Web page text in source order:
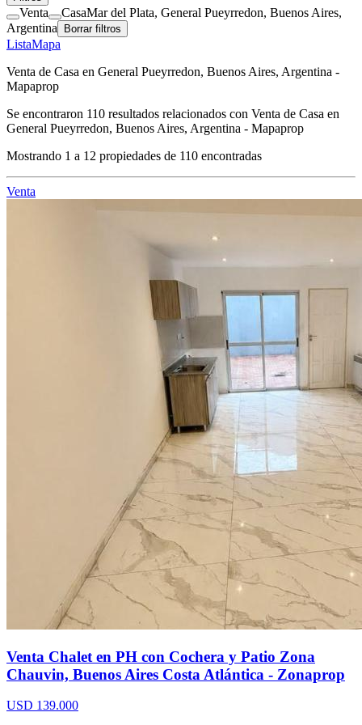
Venta CasaMar del Plata, General Pueyrredon, Buenos Aires,
Argentina
Borrar filtros
ListaMapa
Venta de Casa en General Pueyrredon, Buenos Aires, Argentina -
Mapaprop
Se encontraron 110 resultados relacionados con Venta de Casa en
General Pueyrredon, Buenos Aires, Argentina - Mapaprop
Mostrando 1 a 12 propiedades de 110 encontradas
Venta
Venta Chalet en PH con Cochera y Patio Zona
Chauvin, Buenos Aires Costa Atlántica - Zonaprop
USD 139.000